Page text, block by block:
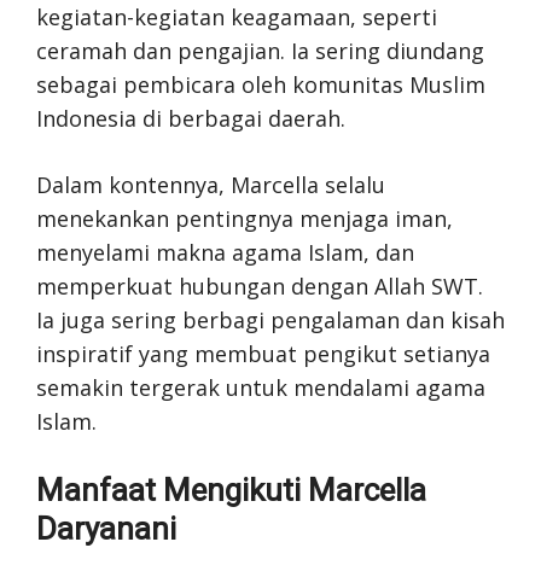
kegiatan-kegiatan keagamaan, seperti
ceramah dan pengajian. Ia sering diundang
sebagai pembicara oleh komunitas Muslim
Indonesia di berbagai daerah.
Dalam kontennya, Marcella selalu
menekankan pentingnya menjaga iman,
menyelami makna agama Islam, dan
memperkuat hubungan dengan Allah SWT.
Ia juga sering berbagi pengalaman dan kisah
inspiratif yang membuat pengikut setianya
semakin tergerak untuk mendalami agama
Islam.
Manfaat Mengikuti Marcella
Daryanani